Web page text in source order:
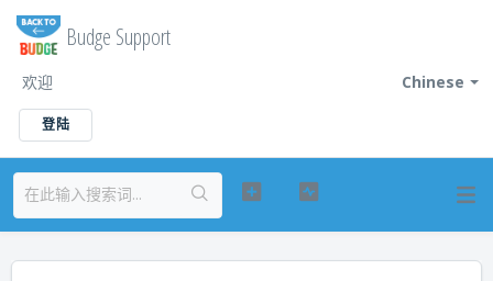
Budge Support
Chinese
欢迎
登陆